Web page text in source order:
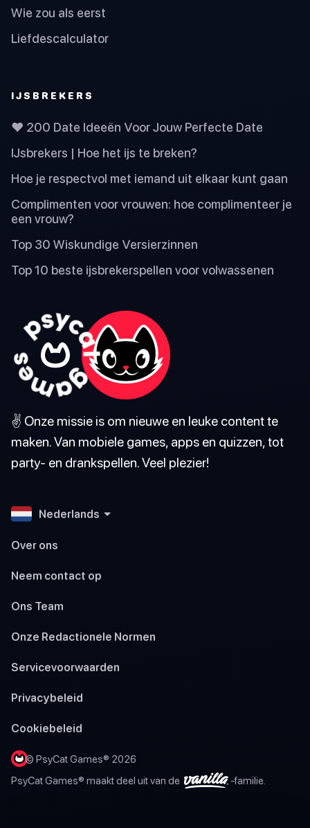
Wie zou als eerst
Liefdescalculator
IJSBREKERS
❤️ 200 Date Ideeën Voor Jouw Perfecte Date
IJsbrekers | Hoe het ijs te breken?
Hoe je respectvol met iemand uit elkaar kunt gaan
Complimenten voor vrouwen: hoe complimenteer je
een vrouw?
Top 30 Wiskundige Versierzinnen
Top 10 beste ijsbrekerspellen voor volwassenen
✌️ Onze missie is om nieuwe en leuke content te
maken. Van mobiele games, apps en quizzen, tot
party- en drankspellen. Veel plezier!
Nederlands
Over ons
Neem contact op
Ons Team
Onze Redactionele Normen
Servicevoorwaarden
Privacybeleid
Cookiebeleid
© PsyCat Games® 2026
PsyCat Games® maakt deel uit van de
-familie.